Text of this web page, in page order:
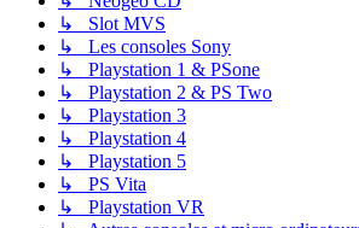
↳ Slot MVS
↳ Les consoles Sony
↳ Playstation 1 & PSone
↳ Playstation 2 & PS Two
↳ Playstation 3
↳ Playstation 4
↳ Playstation 5
↳ PS Vita
↳ Playstation VR